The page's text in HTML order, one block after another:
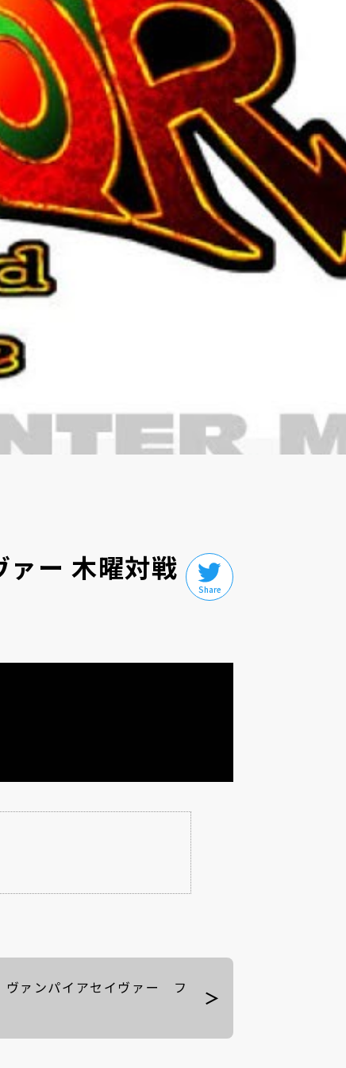
ァー 木曜対戦
ァンパイアセイヴァー フ